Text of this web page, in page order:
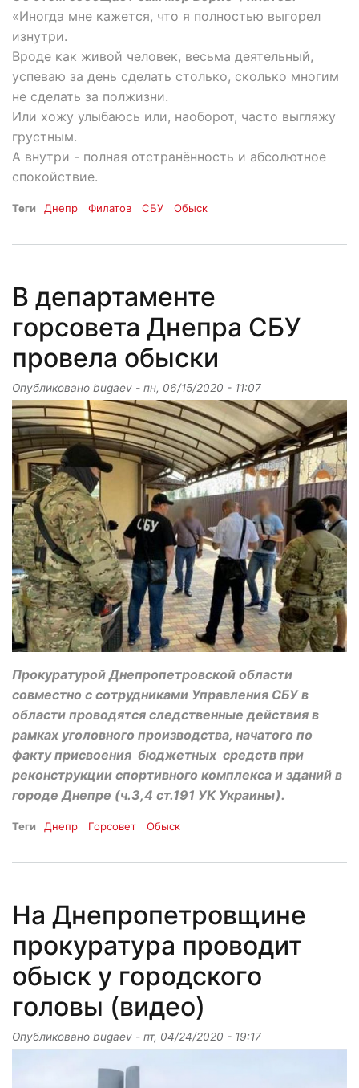
«Иногда мне кажется, что я полностью выгорел
изнутри.
Вроде как живой человек, весьма деятельный,
успеваю за день сделать столько, сколько многим
не сделать за полжизни.
Или хожу улыбаюсь или, наоборот, часто выгляжу
грустным.
А внутри - полная отстранённость и абсолютное
спокойствие.
Теги Днепр Филатов СБУ Обыск
В департаменте
горсовета Днепра СБУ
провела обыски
Опубликовано bugaev - пн, 06/15/2020 - 11:07
Прокуратурой Днепропетровской области
совместно с сотрудниками Управления СБУ в
области проводятся следственные действия в
рамках уголовного производства, начатого по
факту присвоения бюджетных средств при
реконструкции спортивного комплекса и зданий в
городе Днепре (ч.3,4 ст.191 УК Украины).
Теги Днепр Горсовет Обыск
На Днепропетровщине
прокуратура проводит
обыск у городского
головы (видео)
Опубликовано bugaev - пт, 04/24/2020 - 19:17